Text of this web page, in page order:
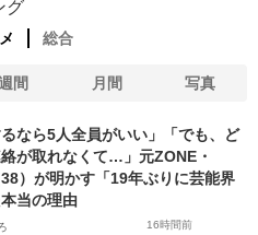
グ
総合
間 月間 写真
るなら5人全員がいい」「でも、ど
が取れなくて…」元ZONE・
）が明かす「19年ぶりに芸能界
当の理由
16時間前